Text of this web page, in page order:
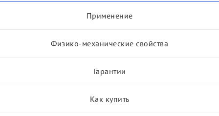
Применение
Физико-механические свойства
Гарантии
Как купить